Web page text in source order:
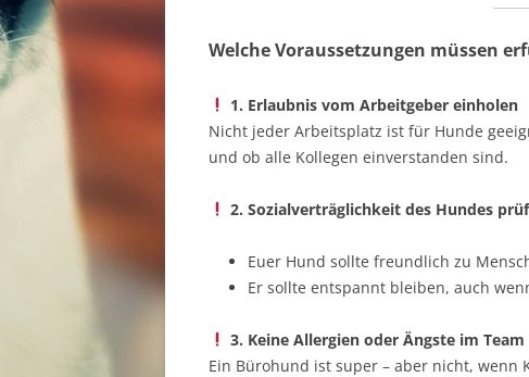
Welche Voraussetzungen müssen
1. Erlaubnis vom Arbeitgeber einholen
Nicht jeder Arbeitsplatz ist für Hunde
und ob alle Kollegen einverstanden sind.
2. Sozialverträglichkeit des Hundes
Euer Hund sollte freundlich zu
Er sollte entspannt bleiben, auch
3. Keine Allergien oder Ängste im Team
Ein Bürohund ist super – aber nicht, wenn